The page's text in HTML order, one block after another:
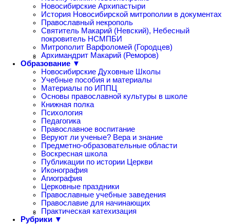
Новосибирские Архипастыри
История Новосибирской митрополии в документах
Православный некрополь
Святитель Макарий (Невский), Небесный
покровитель НСМПБИ
Митрополит Варфоломей (Городцев)
Архимандрит Макарий (Реморов)
Образование ▼
Новосибирские Духовные Школы
Учебные пособия и материалы
Материалы по ИППЦ
Основы православной культуры в школе
Книжная полка
Психология
Педагогика
Православное воспитание
Веруют ли ученые? Вера и знание
Предметно-образовательные области
Воскресная школа
Публикации по истории Церкви
Иконография
Агиография
Церковные праздники
Православные учебные заведения
Православие для начинающих
Практическая катехизация
Рубрики ▼